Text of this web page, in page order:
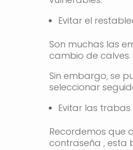
Evitar el
Son muchas las
cambio de calves.
Sin embargo, se
seleccionar
Evitar las
Recordemos que
contraseña , esta